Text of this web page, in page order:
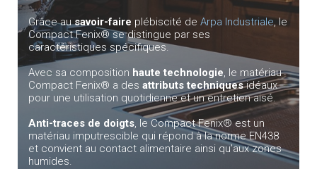
Grâce ausavoir-faire plébiscité de Arpa Industriale, le
Compact Fenix® se distingue par ses
caractéristiques spécifiques.
Avec sa composition haute technologie, le matériau
Compact Fenix® a des attributs techniquesidéaux
pour une utilisation quotidienne et un entretien aisé.
Anti-traces de doigts, le Compact Fenix® est un
matériau imputrescible qui répond à la norme EN438
et convient au contact alimentaire ainsi qu’aux zones
humides.